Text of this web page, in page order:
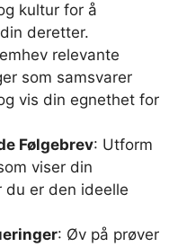
kultur for å
deretter.
relevante
som samsvarer
vis din egnethet for
Følgebrev: Utform
viser din
du er den ideelle
: Øv på prøver